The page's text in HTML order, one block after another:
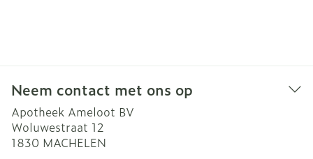
Neem contact met ons op
Apotheek Ameloot BV
Woluwestraat 12
1830 MACHELEN